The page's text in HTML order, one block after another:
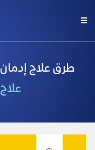
طرق علاج إدمان